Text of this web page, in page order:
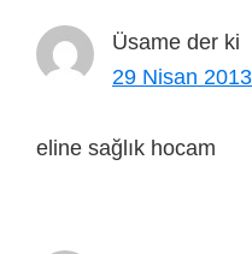
Üsame der ki
29 Nisan
eline sağlık hocam